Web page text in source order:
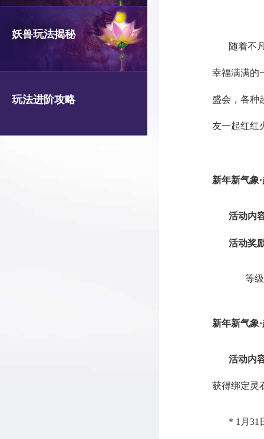
妖兽玩法揭秘
玩法进阶攻略
随着不
幸福满满的
盛会，各种
友一起红红
新年新气象·
活动内
活动奖
等级
新年新气象·
活动内
获得绑定灵
* 1月 31